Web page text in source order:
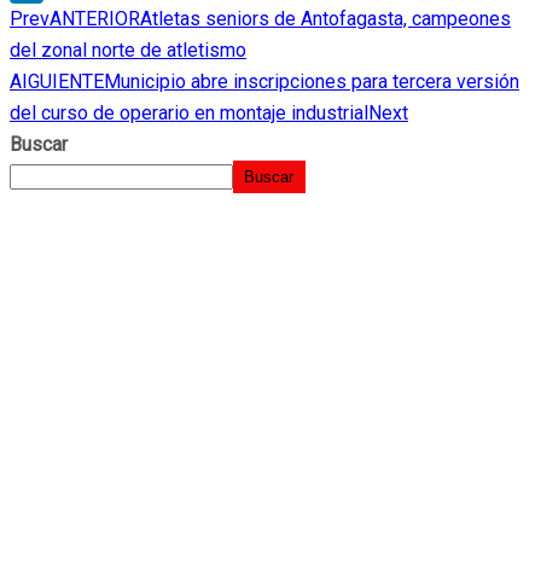
LinkedIn
PrevANTERIORAtletas seniors de Antofagasta, campeones
del zonal norte de atletismo
AIGUIENTEMunicipio abre inscripciones para tercera versión
del curso de operario en montaje industrial Next
Buscar
Buscar